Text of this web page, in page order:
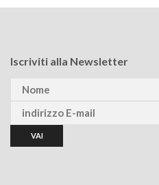
Iscriviti alla Newsletter